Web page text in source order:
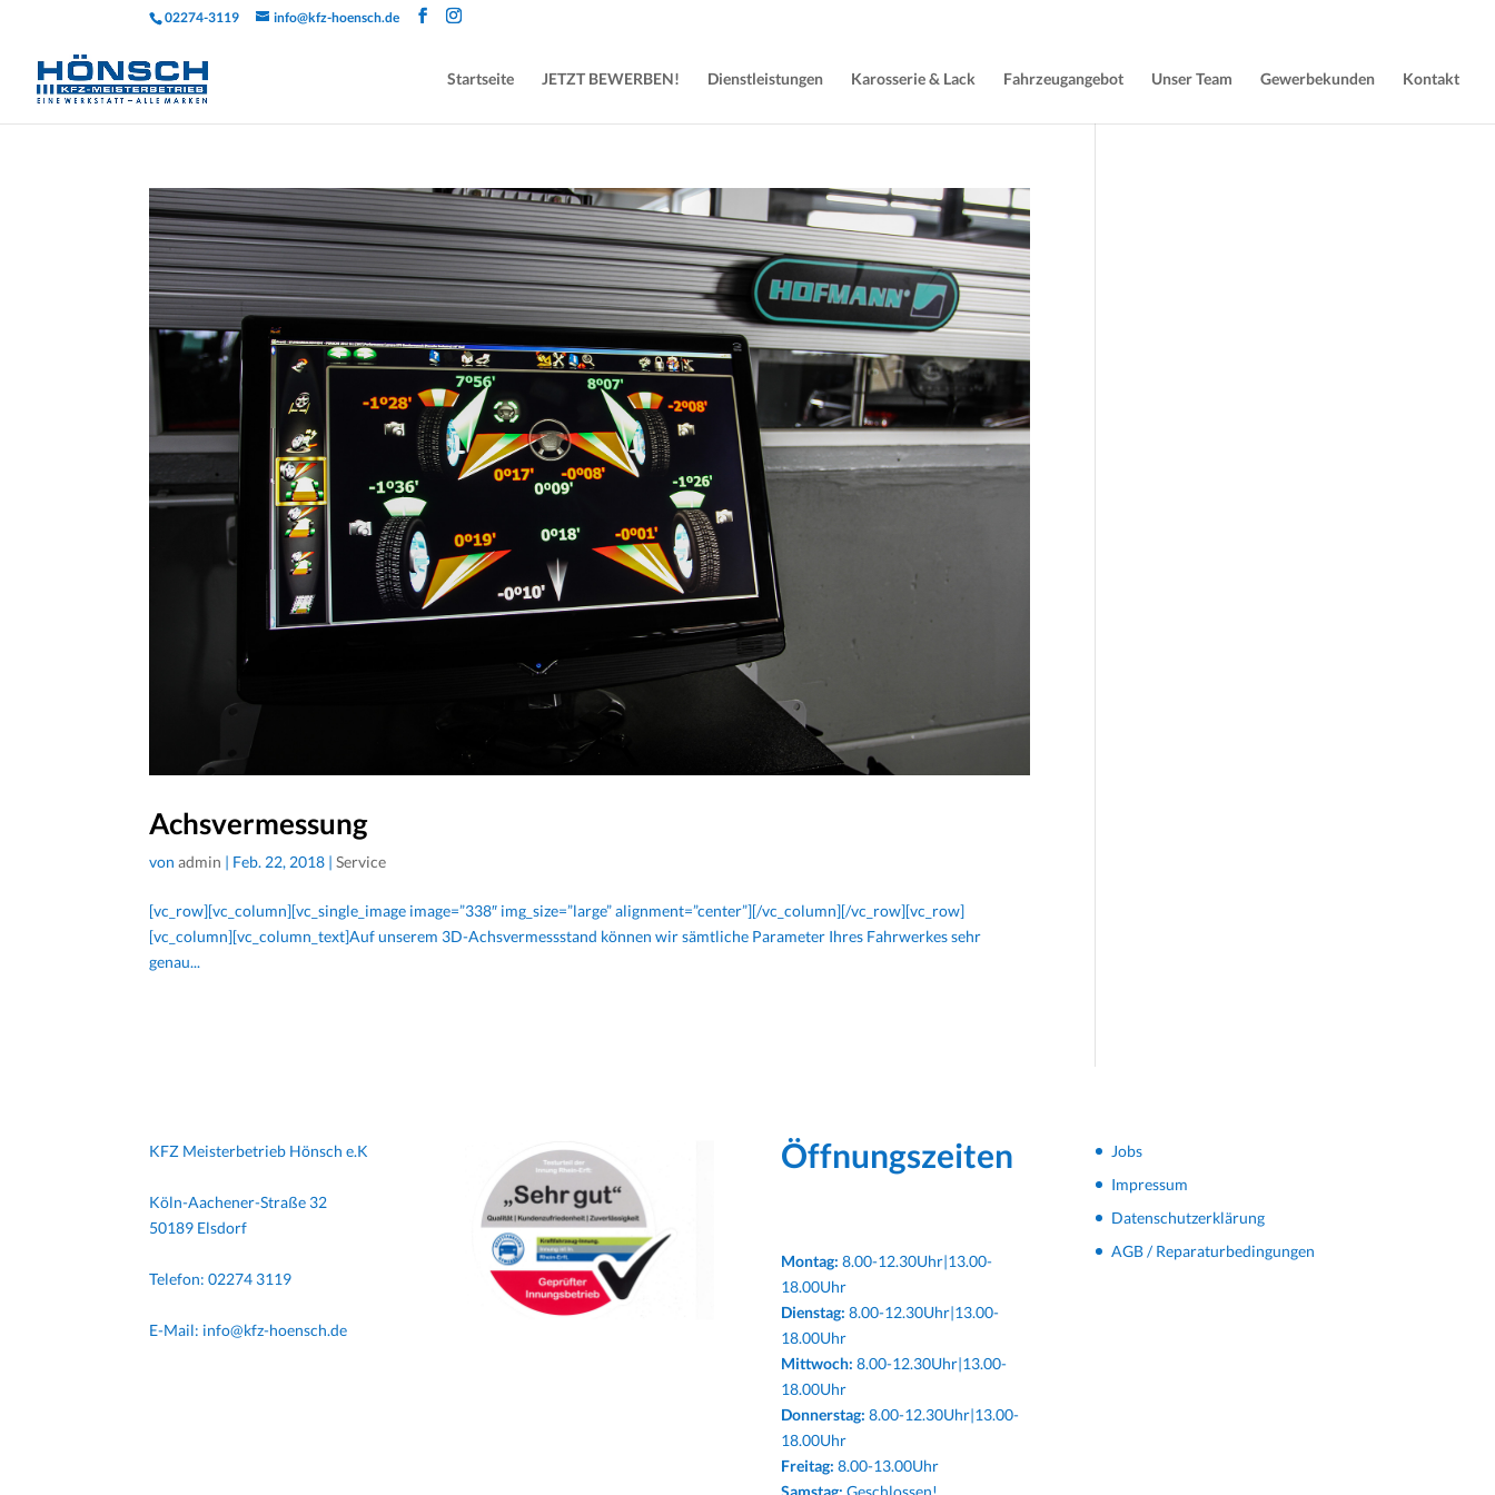
02274-3119 info@kfz-hoensch.de
Startseite JETZT BEWERBEN! Dienstleistungen Karosserie & Lack Fahrzeugangebot Unser Team Gewerbekunden Kontakt
Achsvermessung
vonadmin | Feb. 22, 2018 |Service
[vc_row][vc_column][vc_single_image image=”338″ img_size=”large” alignment=”center”][/vc_column][/vc_row][vc_row]
[vc_column][vc_column_text]Auf unserem 3D-Achsvermessstand können wir sämtliche Parameter Ihres Fahrwerkes sehr
genau...
KFZ Meisterbetrieb Hönsch e.K
Köln-Aachener-Straße 32
50189 Elsdorf
Telefon: 02274 3119
E-Mail: info@kfz-hoensch.de
Öffnungszeiten
Montag: 8.00-12.30Uhr|13.00-
18.00Uhr
Dienstag: 8.00-12.30Uhr|13.00-
18.00Uhr
Mittwoch: 8.00-12.30Uhr|13.00-
18.00Uhr
Donnerstag: 8.00-12.30Uhr|13.00-
18.00Uhr
Freitag: 8.00-13.00Uhr
Jobs
Impressum
Datenschutzerklärung
AGB / Reparaturbedingungen